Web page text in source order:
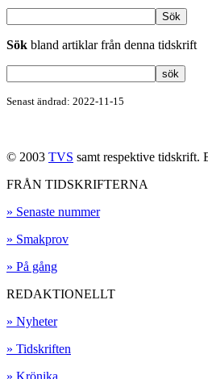
Sök bland artiklar från denna tidskrift
Senast ändrad: 2022-11-15
© 2003 TVS samt respektive tidskrift.
FRÅN TIDSKRIFTERNA
» Senaste nummer
» Smakprov
» På gång
REDAKTIONELLT
» Nyheter
» Tidskriften
» Krönika